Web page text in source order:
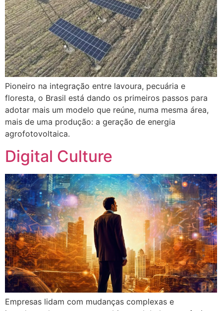
Pioneiro na integração entre lavoura, pecuária e
floresta, o Brasil está dando os primeiros passos para
adotar mais um modelo que reúne, numa mesma área,
mais de uma produção: a geração de energia
agrofotovoltaica.
Digital Culture
Empresas lidam com mudanças complexas e